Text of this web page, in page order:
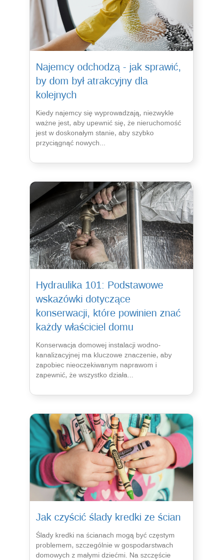
Najemcy odchodzą - jak sprawić,
by dom był atrakcyjny dla
kolejnych
Kiedy najemcy się wyprowadzają, niezwykle
ważne jest, aby upewnić się, że nieruchomość
jest w doskonałym stanie, aby szybko
przyciągnąć nowych...
Hydraulika 101: Podstawowe
wskazówki dotyczące
konserwacji, które powinien znać
każdy właściciel domu
Konserwacja domowej instalacji wodno-
kanalizacyjnej ma kluczowe znaczenie, aby
zapobiec nieoczekiwanym naprawom i
zapewnić, że wszystko działa...
Jak czyścić ślady kredki ze ścian
Ślady kredki na ścianach mogą być częstym
problemem, szczególnie w gospodarstwach
domowych z małymi dziećmi. Na szczęście